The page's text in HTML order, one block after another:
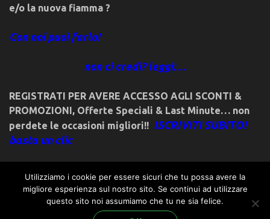
e/o la nuova fiamma ?
Con noi puoi farlo!
non ci credi? leggi:…
REGISTRATI PER AVERE ACCESSO AGLI SCONTI &
PROMOZIONI, Offerte Speciali & Last Minute… non
perdete le occasioni migliori!! ISCRIVITI SUBITO!
basta un clic
© 2018friulivg.it. -*- By ST.GEORGE.DRAGONSLAYER LLC -*-
admin@st-george-dragonslayer.com
Utilizziamo i cookie per essere sicuri che tu possa avere la
migliore esperienza sul nostro sito. Se continui ad utilizzare
questo sito noi assumiamo che tu ne sia felice.